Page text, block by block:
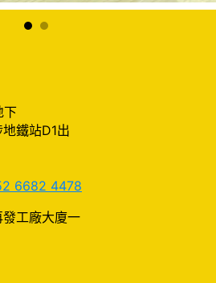
下
鐵站D1出
6682 4478
工廠大廈一